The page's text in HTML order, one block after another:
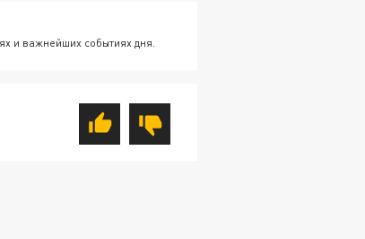
и важнейших событиях дня.